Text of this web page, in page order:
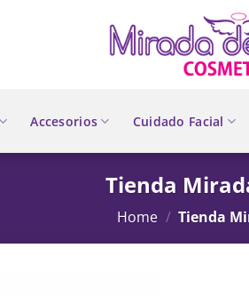
Accesorios Cuidado Facial
Tienda
Home / Tienda